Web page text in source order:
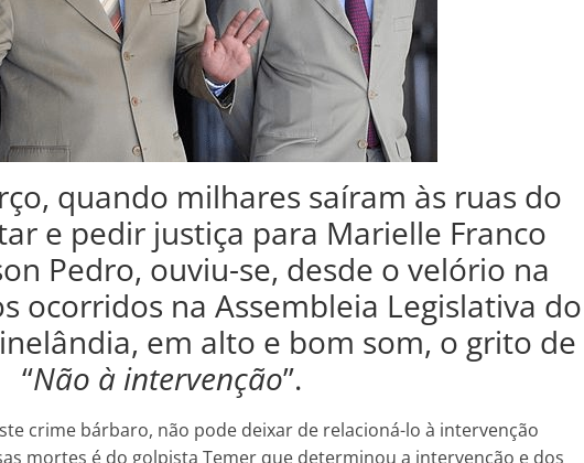
quando milhares saíram às ruas do
e pedir justiça para Marielle Franco
Pedro, ouviu-se, desde o velório na
ocorridos na Assembleia Legislativa do
em alto e bom som, o grito de
“Não à intervenção”.
crime bárbaro, não pode deixar de relacioná-lo à intervenção
mortes é do golpista Temer que determinou a intervenção e dos